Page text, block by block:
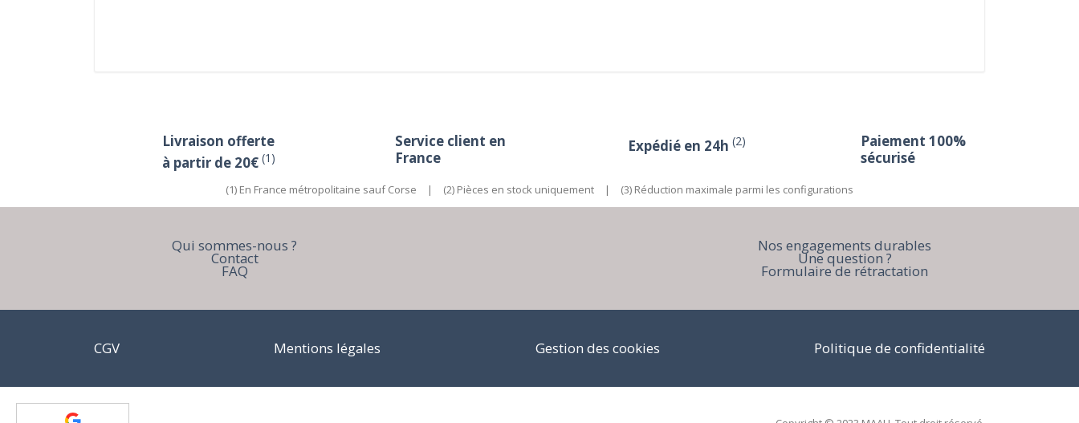
Livraison offerte
à partir de 20€ (1)
Service client en
France
Expédié en 24h (2)
Paiement 100%
sécurisé
(1) En France métropolitaine sauf Corse | (2) Pièces en stock uniquement | (3) Réduction maximale parmi les configurations
Qui sommes-nous ?
Contact
FAQ
Nos engagements durables
Une question ?
Formulaire de rétractation
CGV Mentions légales Gestion des cookies Politique de confidentialité